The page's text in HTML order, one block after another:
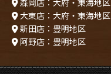
森岡店：大府・東海地区
大東店：大府・東海地区
新田店：豊明地区
阿野店：豊明地区